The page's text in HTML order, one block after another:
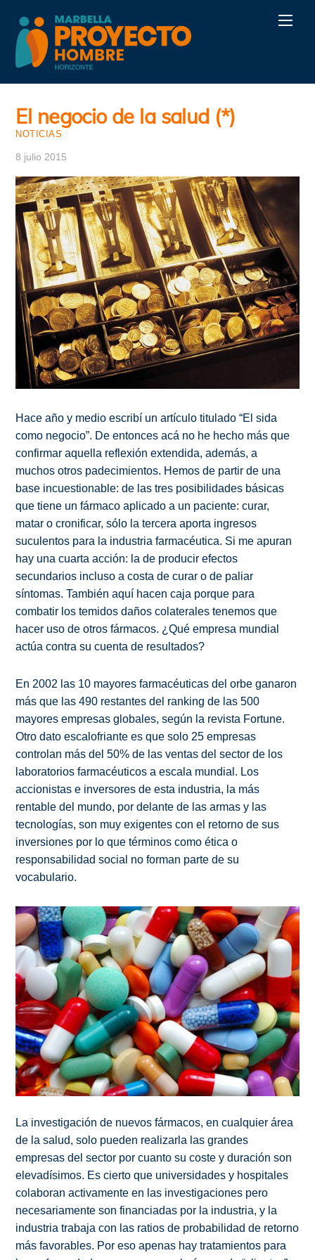
content
El negocio de la salud (*)
NOTICIAS
8 julio 2015
Hace año y medio escribí un artículo titulado “El sida
como negocio”. De entonces acá no he hecho más que
confirmar aquella reflexión extendida, además, a
muchos otros padecimientos. Hemos de partir de una
base incuestionable: de las tres posibilidades básicas
que tiene un fármaco aplicado a un paciente: curar,
matar o cronificar, sólo la tercera aporta ingresos
suculentos para la industria farmacéutica. Si me apuran
hay una cuarta acción: la de producir efectos
secundarios incluso a costa de curar o de paliar
síntomas. También aquí hacen caja porque para
combatir los temidos daños colaterales tenemos que
hacer uso de otros fármacos. ¿Qué empresa mundial
actúa contra su cuenta de resultados?
En 2002 las 10 mayores farmacéuticas del orbe ganaron
más que las 490 restantes del ranking de las 500
mayores empresas globales, según la revista Fortune.
Otro dato escalofriante es que solo 25 empresas
controlan más del 50% de las ventas del sector de los
laboratorios farmacéuticos a escala mundial. Los
accionistas e inversores de esta industria, la más
rentable del mundo, por delante de las armas y las
tecnologías, son muy exigentes con el retorno de sus
inversiones por lo que términos como ética o
responsabilidad social no forman parte de su
vocabulario.
La investigación de nuevos fármacos, en cualquier área
de la salud, solo pueden realizarla las grandes
empresas del sector por cuanto su coste y duración son
elevadísimos. Es cierto que universidades y hospitales
colaboran activamente en las investigaciones pero
necesariamente son financiadas por la industria, y la
industria trabaja con las ratios de probabilidad de retorno
más favorables. Por eso apenas hay tratamientos para